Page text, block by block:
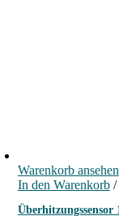
Warenkorb ansehen
In den Warenkorb /